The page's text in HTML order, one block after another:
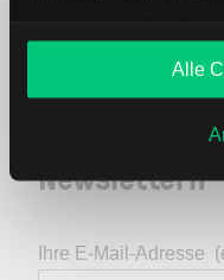
Angebote unterbreiten.
Sie zulassen oder
Sie jederzeit in den
Weitere Infos auch in
Alle
Immer up
Newslettern
Ihre E-Mail-Adresse